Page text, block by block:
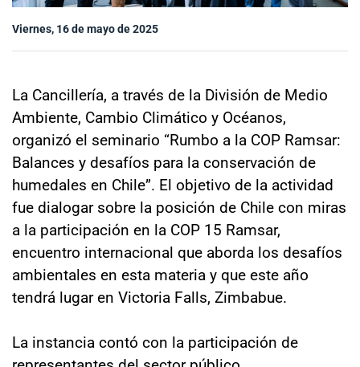
modo claro
Viernes, 16 de mayo de 2025
La Cancillería, a través de la División de Medio
Ambiente, Cambio Climático y Océanos,
organizó el seminario “Rumbo a la COP Ramsar:
Balances y desafíos para la conservación de
humedales en Chile”. El objetivo de la actividad
fue dialogar sobre la posición de Chile con miras
a la participación en la COP 15 Ramsar,
encuentro internacional que aborda los desafíos
ambientales en esta materia y que este año
tendrá lugar en Victoria Falls, Zimbabue.
La instancia contó con la participación de